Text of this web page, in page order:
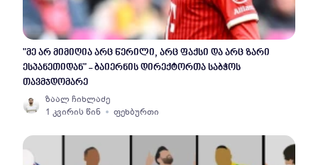
"მე არ მიმიღია არც წერილი, არც ფაქსი და არც ზარი
ესპანეთიდან" - ბაიერნის დირექტორთა საბჭოს
თავმჯდომარე
ზაალ ჩიხლაძე
1 კვირის წინ
ფეხბურთი